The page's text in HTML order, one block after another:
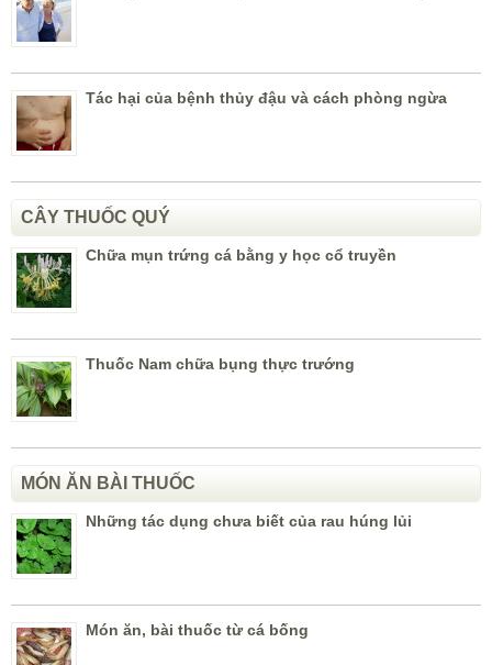
Tác hại của bệnh thủy đậu và cách phòng ngừa
CÂY THUỐC QUÝ
Chữa mụn trứng cá bằng y học cổ truyền
Thuốc Nam chữa bụng thực trướng
MÓN ĂN BÀI THUỐC
Những tác dụng chưa biết của rau húng lủi
Món ăn, bài thuốc từ cá bống